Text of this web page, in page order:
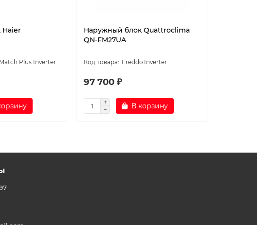
Plus Inverter
Наружный блок Quattroclima
QN-FM27UA
Freddo Inverter
97 700 ₽
В корзину